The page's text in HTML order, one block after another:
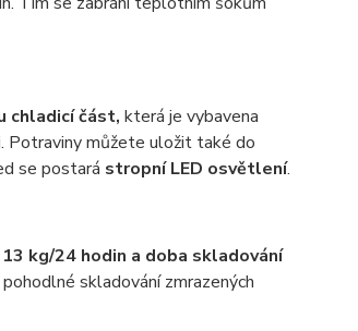
chladicí část, která je vybavena
Potraviny můžete uložit také do
se postará stropní LED osvětlení.
13 kg/24 hodin a doba skladování
skladování zmrazených